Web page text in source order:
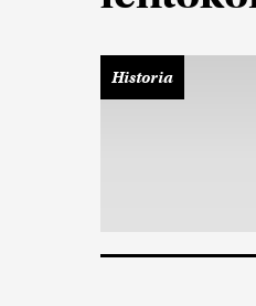
Historia